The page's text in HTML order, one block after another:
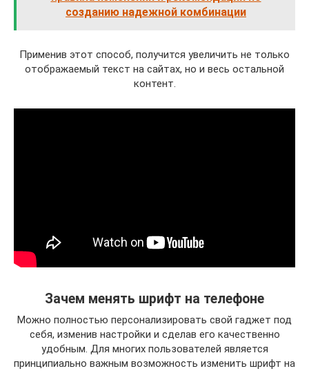
созданию надежной комбинации
Применив этот способ, получится увеличить не только
отображаемый текст на сайтах, но и весь остальной
контент.
Зачем менять шрифт на телефоне
Можно полностью персонализировать свой гаджет под
себя, изменив настройки и сделав его качественно
удобным. Для многих пользователей является
принципиально важным возможность изменить шрифт на